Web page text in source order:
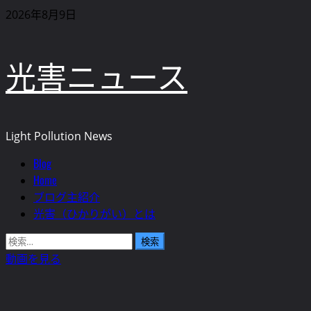
内
ス
キ
ッ
2026年8月9日
光害ニュース
Light Pollution News
ニ
ュ
ー
Blog
Home
ブログ主紹介
光害（ひかりがい）とは
検
索:
動画を見る